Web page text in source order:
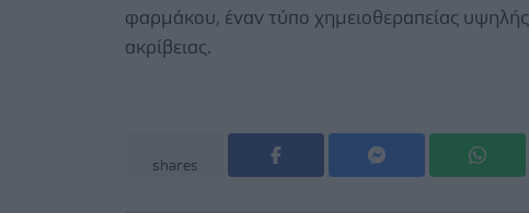
φαρμάκου, έναν τύπο χημειοθεραπείας υψηλής
ακρίβειας.
shares